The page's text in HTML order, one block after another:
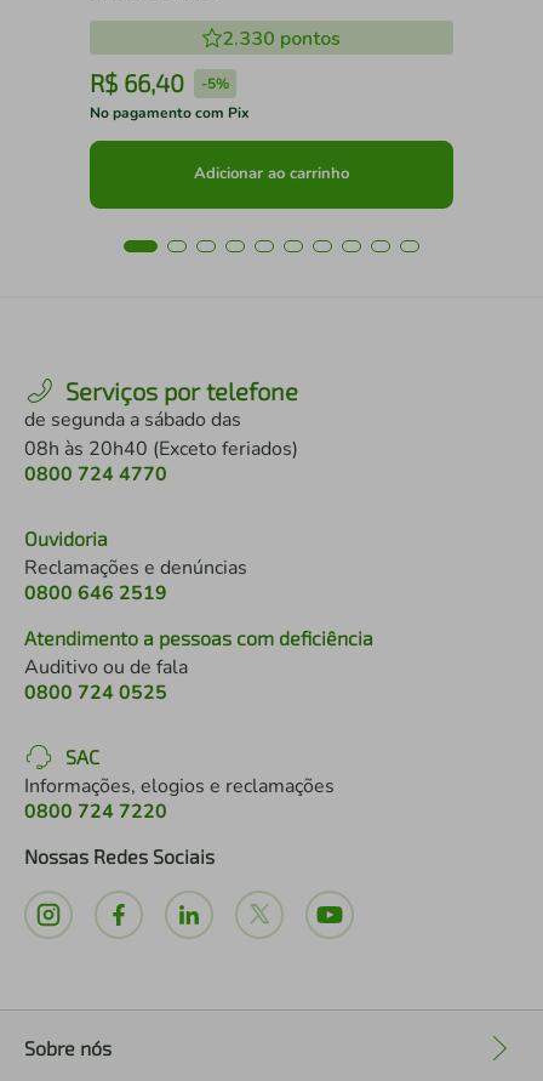
2.330 pontos
R$ 66,40 -5%
No pagamento com Pix
Adicionar ao carrinho
Serviços por telefone
de segunda a sábado das
08h às 20h40 (Exceto feriados)
0800 724 4770
Ouvidoria
Reclamações e denúncias
0800 646 2519
Atendimento a pessoas com deficiência
Auditivo ou de fala
0800 724 0525
SAC
Informações, elogios e reclamações
0800 724 7220
Nossas Redes Sociais
Sobre nós